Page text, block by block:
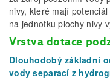
nivy, které mají
na jednotku plochy nivy
Vrstva dotace
Dlouhodobý základní
vody separací z